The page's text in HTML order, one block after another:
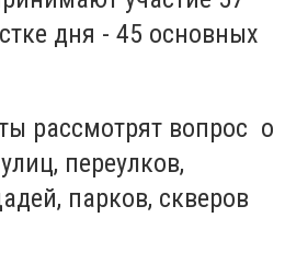
дня - 45 основных
рассмотрят вопрос о
переулков,
парков, скверов